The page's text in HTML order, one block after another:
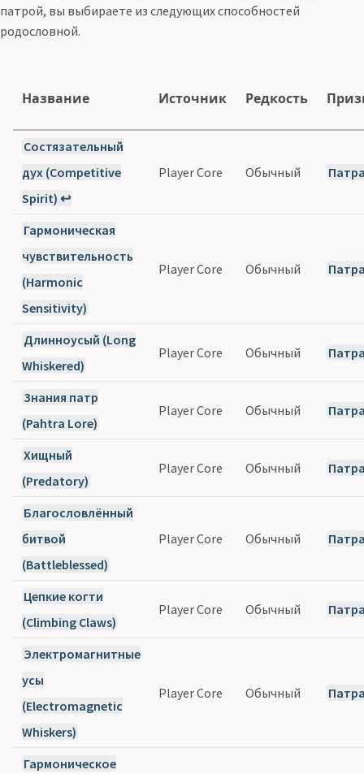
патрой, вы выбираете из следующих способностей
родословной.
Название Источник Редкость
Состязательный
дух (Competitive
Spirit) ↩
Player Core Обычный
Гармоническая
чувствительность
(Harmonic
Sensitivity)
Player Core Обычный
Длинноусый (Long
Whiskered)
Player Core Обычный
Знания патр
(Pahtra Lore)
Player Core Обычный
Хищный
(Predatory)
Player Core Обычный
Благословлённый
битвой
(Battleblessed)
Player Core Обычный
Цепкие когти
(Climbing Claws)
Player Core Обычный
Электромагнитные
усы
(Electromagnetic
Whiskers)
Player Core Обычный
Гармоническое